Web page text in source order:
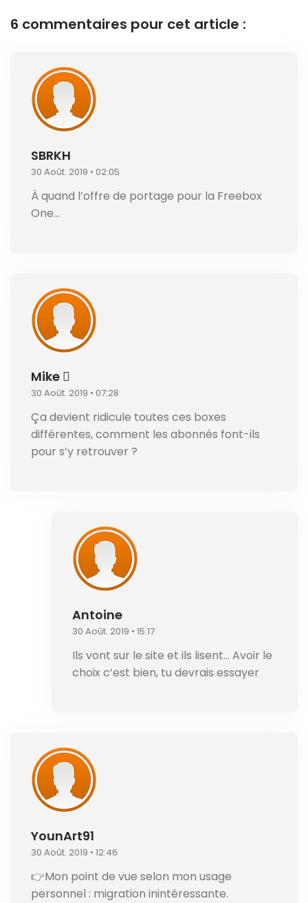
6 commentaires pour cet article :
SBRKH
30 Août. 2019 • 02:05
À quand l’offre de portage pour la Freebox
One…
Mike 
30 Août. 2019 • 07:28
Ça devient ridicule toutes ces boxes
différentes, comment les abonnés font-ils
pour s’y retrouver ?
Antoine
30 Août. 2019 • 15:17
Ils vont sur le site et ils lisent… Avoir le
choix c’est bien, tu devrais essayer
YounArt91
30 Août. 2019 • 12:46
👉Mon point de vue selon mon usage
personnel : migration inintéressante.